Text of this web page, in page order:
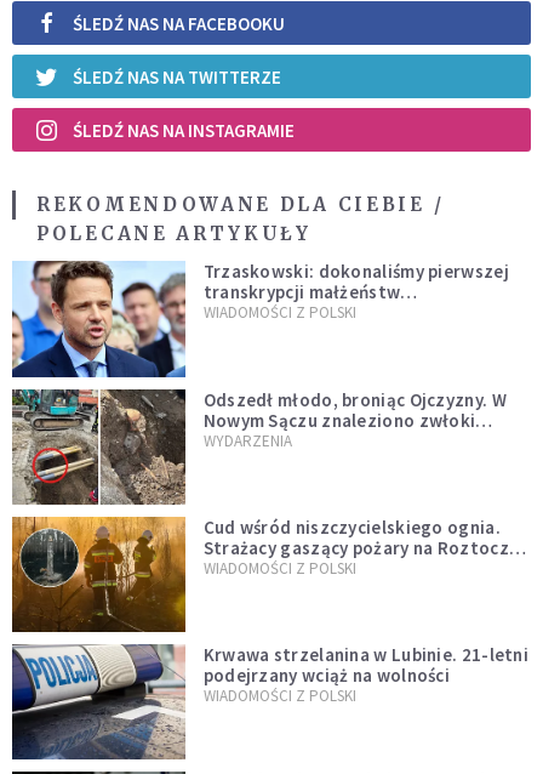
ŚLEDŹ NAS NA FACEBOOKU
ŚLEDŹ NAS NA TWITTERZE
ŚLEDŹ NAS NA INSTAGRAMIE
REKOMENDOWANE DLA CIEBIE /
POLECANE ARTYKUŁY
Trzaskowski: dokonaliśmy pierwszej
transkrypcji małżeństw
jednopłciowych. “Tak jak
WIADOMOŚCI Z POLSKI
Odszedł młodo, broniąc Ojczyzny. W
Nowym Sączu znaleziono zwłoki
mężczyzny z czasów potopu
WYDARZENIA
Cud wśród niszczycielskiego ognia.
Strażacy gaszący pożary na Roztoczu
opublikowali niezwykłe zdjęcie
WIADOMOŚCI Z POLSKI
Krwawa strzelanina w Lubinie. 21-letni
podejrzany wciąż na wolności
WIADOMOŚCI Z POLSKI